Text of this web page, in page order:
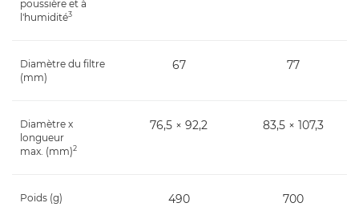
poussière et à
l'humidité3
Diamètre du filtre
(mm)
67 77
Diamètre x
longueur
max. (mm)2
76,5 × 92,2 83,5 × 107,3
Poids (g) 490 700